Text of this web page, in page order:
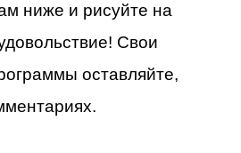
ниже и рисуйте на
Свои
оставляйте,